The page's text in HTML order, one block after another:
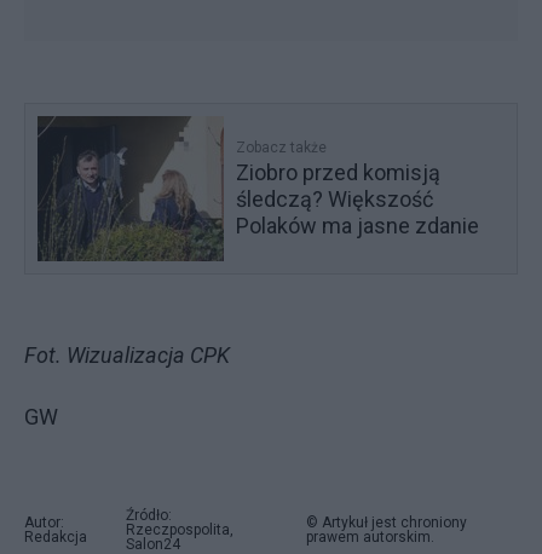
Zobacz także
Ziobro przed komisją
śledczą? Większość
Polaków ma jasne zdanie
Fot. Wizualizacja CPK
GW
Autor:
Redakcja
Źródło:
Rzeczpospolita,
Salon24
© Artykuł jest chroniony
prawem autorskim.